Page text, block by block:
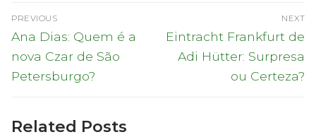
Navegação
de
artigos
PREVIOUS
Previous
post:
Ana Dias: Quem é a
nova Czar de São
Petersburgo?
NEXT
Next
post:
Eintracht Frankfurt de
Adi Hütter: Surpresa
ou Certeza?
Related Posts